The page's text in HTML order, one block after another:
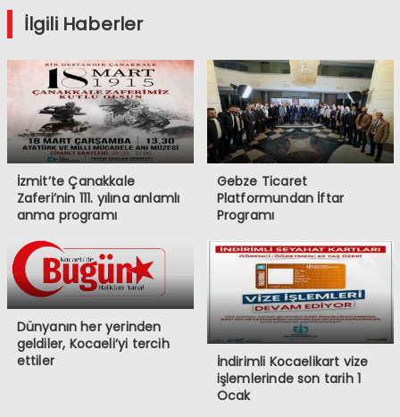
İlgili Haberler
İzmit’te Çanakkale
Zaferi’nin 111. yılına anlamlı
anma programı
Gebze Ticaret
Platformundan İftar
Programı
Dünyanın her yerinden
geldiler, Kocaeli’yi tercih
ettiler
İndirimli Kocaelikart vize
işlemlerinde son tarih 1
Ocak